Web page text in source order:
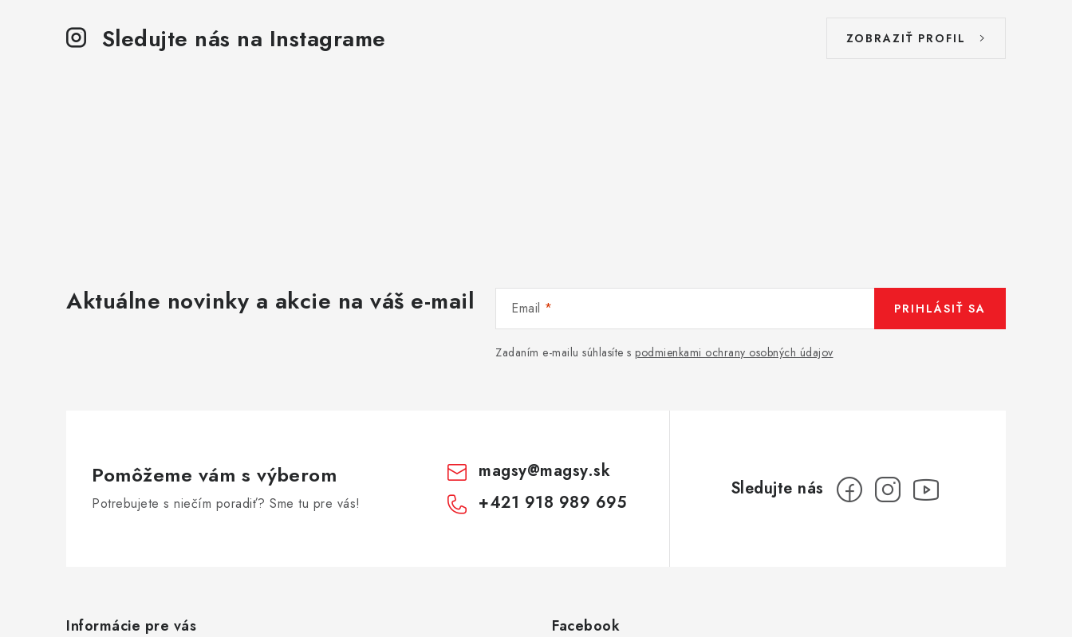
p
r
u
Sledujte nás na Instagrame ZOBRAZIŤ PROFIL
Aktuálne novinky a akcie na váš e-mail Email
Zadaním e-mailu súhlasíte s podmienkami ochrany osobných údajov
PRIHLÁSIŤ SA
Pomôžeme vám s výberom
Potrebujete s niečím poradiť? Sme tu pre vás!
magsy@magsy.sk
+421 918 989 695
Informácie pre vás Facebook